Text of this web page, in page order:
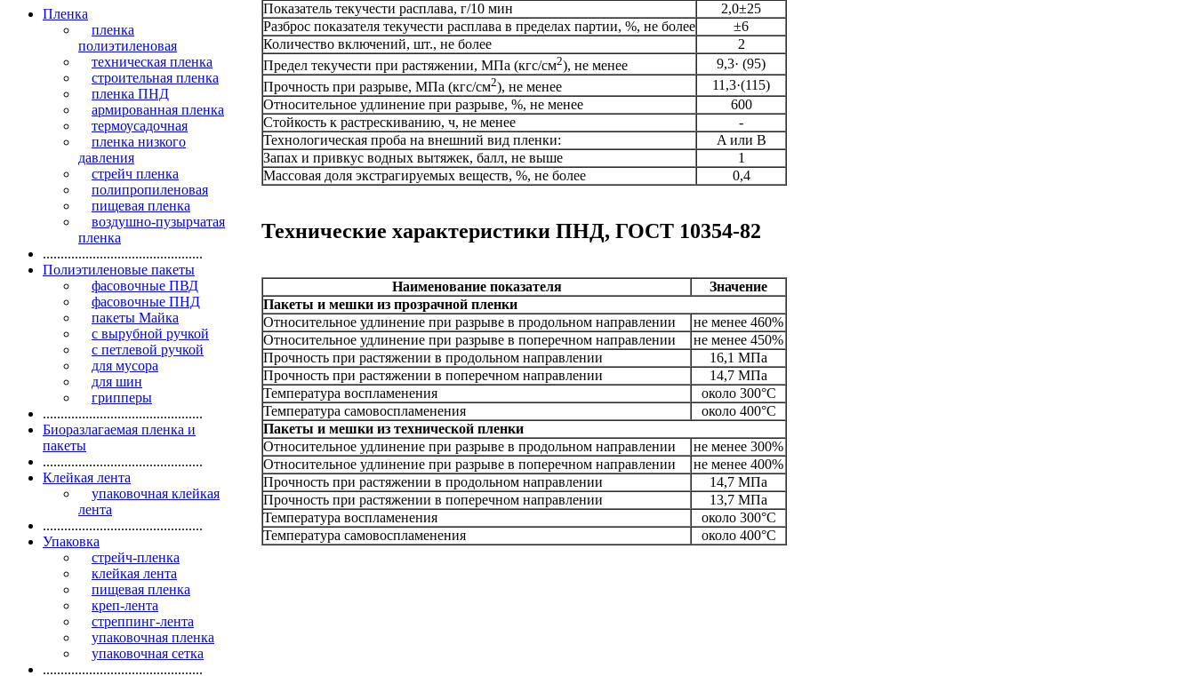
Показатель текучести расплава, г/10 мин
2,0±25
Разброс показателя текучести расплава в пределах партии, %, не более
±6
Количество включений, шт., не более
2
Предел текучести при растяжении, МПа (кгс/см2), не менее
9,3· (95)
Прочность при разрыве, МПа (кгс/см2), не менее
11,3·(115)
Относительное удлинение при разрыве, %, не менее
600
Стойкость к растрескиванию, ч, не менее
-
Технологическая проба на внешний вид пленки:
A или B
Запах и привкус водных вытяжек, балл, не выше
1
Массовая доля экстрагируемых веществ, %, не более
0,4
Технические характеристики ПНД, ГОСТ 10354-82
Наименование показателя
Значение
Пакеты и мешки из прозрачной пленки
Относительное удлинение при разрыве в продольном направлении
не менее 460%
Относительное удлинение при разрыве в поперечном направлении
не менее 450%
Прочность при растяжении в продольном направлении
16,1 МПа
Прочность при растяжении в поперечном направлении
14,7 МПа
Температура воспламенения
около 300°С
Температура самовоспламенения
около 400°С
Пакеты и мешки из технической пленки
Относительное удлинение при разрыве в продольном направлении
не менее 300%
Относительное удлинение при разрыве в поперечном направлении
не менее 400%
Прочность при растяжении в продольном направлении
14,7 МПа
Прочность при растяжении в поперечном направлении
13,7 МПа
Температура воспламенения
около 300°С
Температура самовоспламенения
около 400°С
Пленка
пленка
полиэтиленовая
техническая пленка
строительная пленка
пленка ПНД
армированная пленка
термоусадочная
пленка низкого
давления
стрейч пленка
полипропиленовая
пищевая пленка
воздушно-пузырчатая
пленка
.............................................
Полиэтиленовые пакеты
фасовочные ПВД
фасовочные ПНД
пакеты Майка
с вырубной ручкой
с петлевой ручкой
для мусора
для шин
грипперы
.............................................
Биоразлагаемая пленка и
пакеты
.............................................
Клейкая лента
упаковочная клейкая
лента
.............................................
Упаковка
стрейч-пленка
клейкая лента
пищевая пленка
креп-лента
стреппинг-лента
упаковочная пленка
упаковочная сетка
.............................................